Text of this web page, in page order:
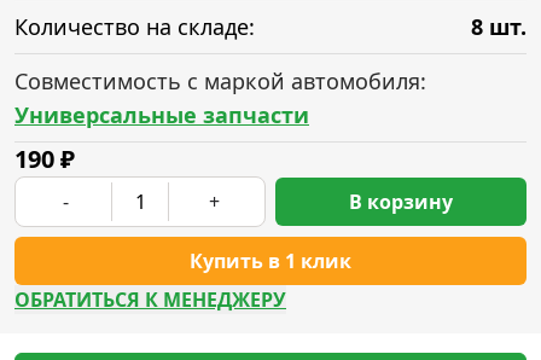
Количество на складе:
8 шт.
Совместимость с маркой автомобиля:
Универсальные запчасти
190₽
- +
Купить в 1 клик
В корзину
ОБРАТИТЬСЯ К МЕНЕДЖЕРУ